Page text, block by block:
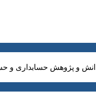
و پژوهش حسابداری و